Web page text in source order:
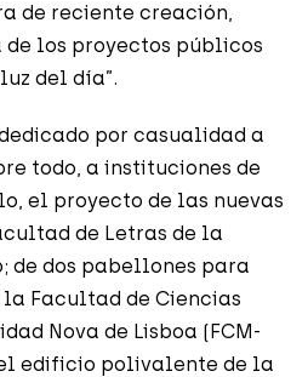
de reciente creación,
de los proyectos públicos
del día”.
por casualidad a
todo, a instituciones de
el proyecto de las nuevas
de Letras de la
de dos pabellones para
Facultad de Ciencias
Nova de Lisboa (FCM-
edificio polivalente de la